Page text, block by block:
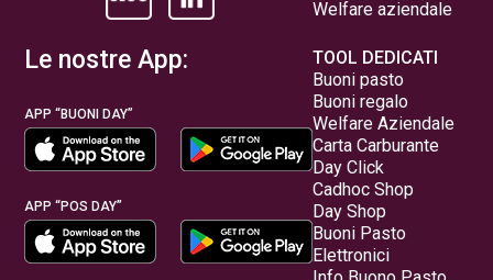
Le nostre App:
APP “BUONI DAY”
APP “POS DAY”
Welfare aziendale
TOOL DEDICATI
Buoni pasto
Buoni regalo
Welfare Aziendale
Carta Carburante
Day Click
Cadhoc Shop
Day Shop
Buoni Pasto
Elettronici